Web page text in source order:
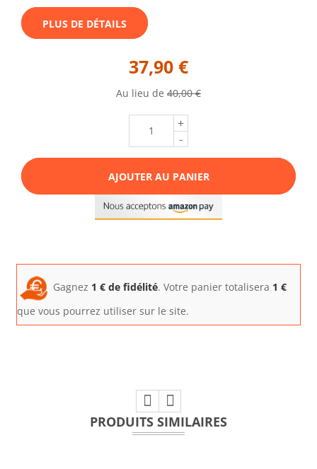
PLUS DE DÉTAILS
37,90 €
Au lieu de 40,00 €
+
-
AJOUTER AU PANIER
Gagnez 1 € de fidélité. Votre panier totalisera 1 €
que vous pourrez utiliser sur le site.
PRODUITS SIMILAIRES